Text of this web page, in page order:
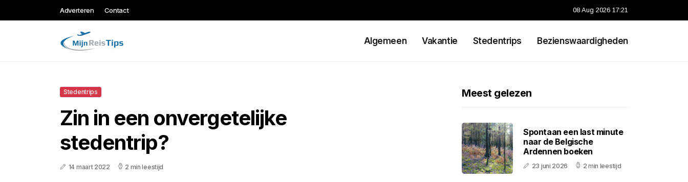
Adverteren Contact 08 Aug 2026 17:21
Algemeen Vakantie Stedentrips Bezienswaardigheden
Stedentrips
Zin in een onvergetelijke
stedentrip?
14 maart 2022 2 min leestijd
Meest gelezen
Spontaan een last minute
naar de Belgische
Ardennen boeken
23 juni 2026 2 min leestijd